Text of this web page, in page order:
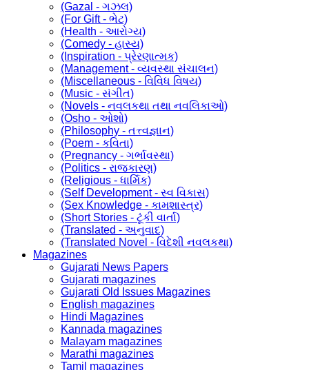
(Gazal - ગઝલ)
(For Gift - ભેટ)
(Health - આરોગ્ય)
(Comedy - હાસ્ય)
(Inspiration - પ્રેરણાત્મક)
(Management - વ્યવસ્થા સંચાલન)
(Miscellaneous - વિવિધ વિષય)
(Music - સંગીત)
(Novels - નવલકથા તથા નવલિકાઓ)
(Osho - ઓશો)
(Philosophy - તત્ત્વજ્ઞાન)
(Poem - કવિતા)
(Pregnancy - ગર્ભાવસ્થા)
(Politics - રાજકારણ)
(Religious - ધાર્મિક)
(Self Development - સ્વ વિકાસ)
(Sex Knowledge - કામશાસ્ત્ર)
(Short Stories - ટૂંકી વાર્તા)
(Translated - અનુવાદ)
(Translated Novel - વિદેશી નવલકથા)
Magazines
Gujarati News Papers
Gujarati magazines
Gujarati Old Issues Magazines
English magazines
Hindi Magazines
Kannada magazines
Malayam magazines
Marathi magazines
Tamil magazines